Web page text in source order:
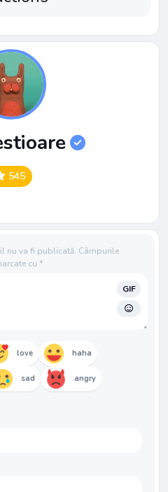
545
nu va fi publicată. Câmpurile
cu *
GIF
love haha
sad angry